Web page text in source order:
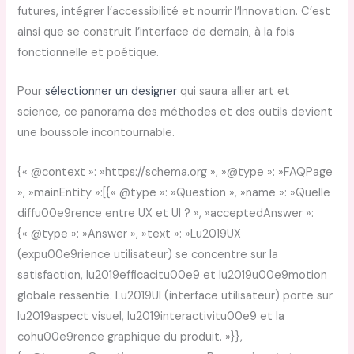
futures, intégrer l’accessibilité et nourrir l’Innovation. C’est
ainsi que se construit l’interface de demain, à la fois
fonctionnelle et poétique.
Poursélectionner un designer qui saura allier art et
science, ce panorama des méthodes et des outils devient
une boussole incontournable.
{« @context »: »https://schema.org », »@type »: »FAQPage
», »mainEntity »:[{« @type »: »Question », »name »: »Quelle
diffu00e9rence entre UX et UI ? », »acceptedAnswer »:
{« @type »: »Answer », »text »: »Lu2019UX
(expu00e9rience utilisateur) se concentre sur la
satisfaction, lu2019efficacitu00e9 et lu2019u00e9motion
globale ressentie. Lu2019UI (interface utilisateur) porte sur
lu2019aspect visuel, lu2019interactivitu00e9 et la
cohu00e9rence graphique du produit. »}},